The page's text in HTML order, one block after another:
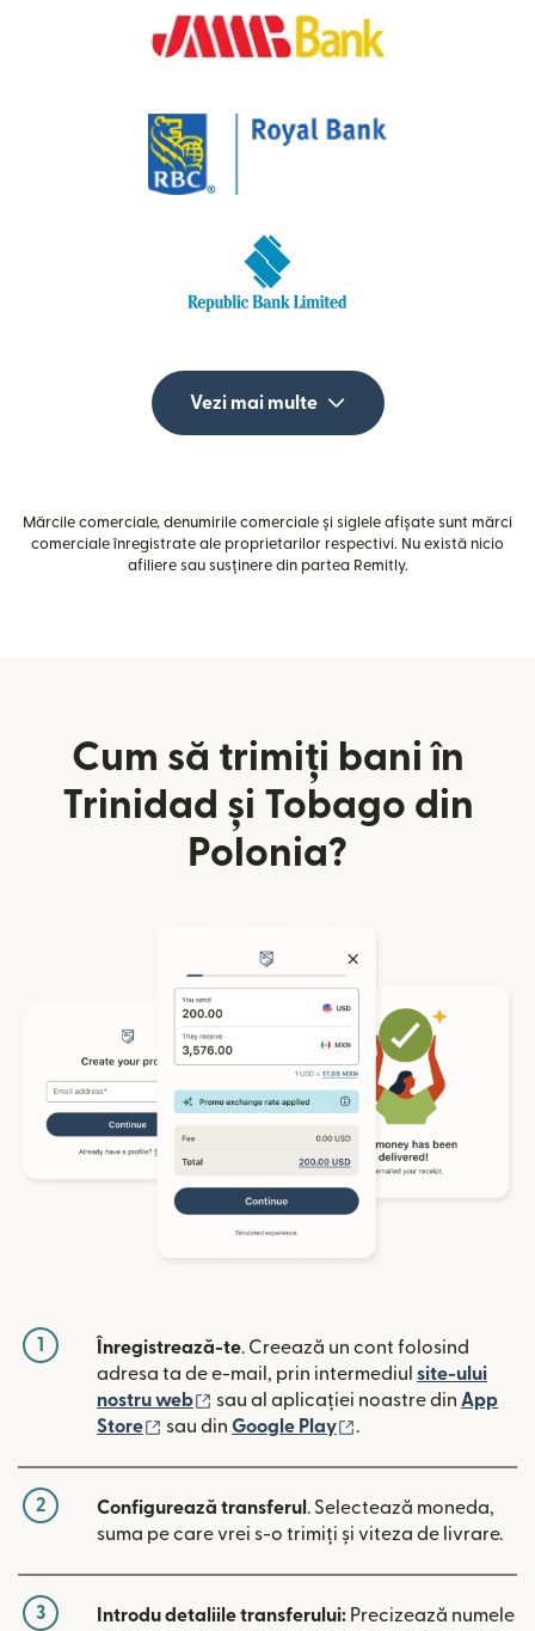
Vezi mai multe
Mărcile comerciale, denumirile comerciale și siglele afișate sunt mărci
comerciale înregistrate ale proprietarilor respectivi. Nu există nicio
afiliere sau susținere din partea Remitly.
Cum să trimiți bani în
Trinidad și Tobago din
Polonia?
1 Înregistrează-te. Creează un cont folosind
adresa ta de e-mail, prin intermediul site-ului
nostru web
(se deschide într-o fereastră nouă)
sau al aplicației noastre din App
Store
(se deschide într-o fereastră nouă)
sau din Google Play (se deschide într-o
.
2 Configurează transferul . Selectează moneda,
suma pe care vrei s-o trimiți și viteza de livrare.
3 Introdu detaliile transferului: Precizează numele